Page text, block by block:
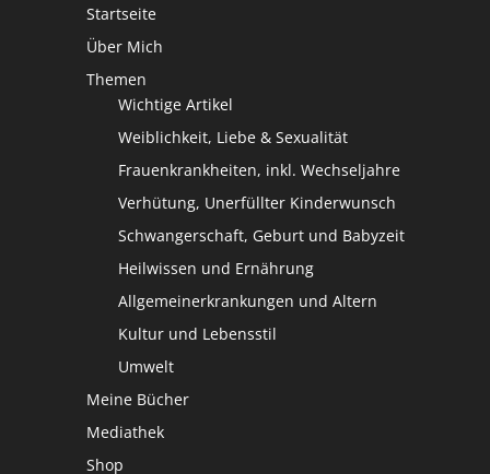
Startseite
Über Mich
Themen
Wichtige Artikel
Weiblichkeit, Liebe & Sexualität
Frauenkrankheiten, inkl. Wechseljahre
Verhütung, Unerfüllter Kinderwunsch
Schwangerschaft, Geburt und Babyzeit
Heilwissen und Ernährung
Allgemeinerkrankungen und Altern
Kultur und Lebensstil
Umwelt
Meine Bücher
Mediathek
Shop